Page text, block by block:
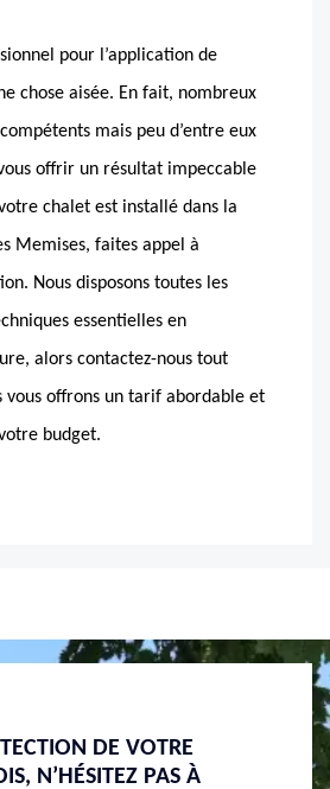
pour l’application de
chose aisée. En fait, nombreux
mais peu d’entre eux
offrir un résultat impeccable
chalet est installé dans la
Memises, faites appel à
Nous disposons toutes les
essentielles en
alors contactez-nous tout
vous offrons un tarif abordable et
budget.
DE VOTRE
N’HÉSITEZ PAS À
BIEN